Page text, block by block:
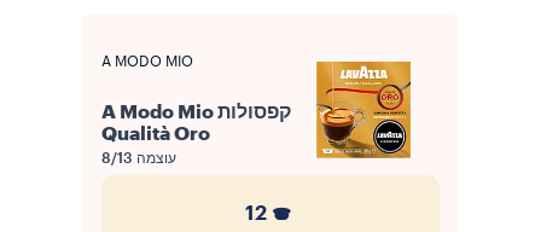
A MODO MIO
קפסולות A Modo Mio
Qualità Oro
עוצמה 8/13
12